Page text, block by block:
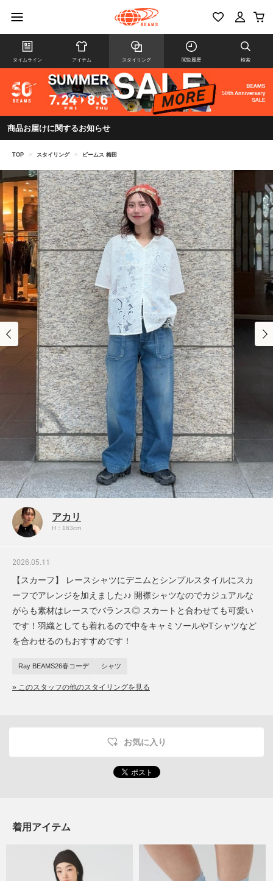
タイムライン アイテム スタイリング 閲覧履歴 検索
商品お届けに関するお知らせ
TOP > スタイリング > ビームス 梅田
アカリ
H：163cm
2026.05.11
【スカーフ】 レースシャツにデニムとシンプルスタイルにスカ
ーフでアレンジを加えました♪♪ 開襟シャツなのでカジュアルな
がらも素材はレースでバランス◎ スカートと合わせても可愛い
です！羽織としても着れるので中をキャミソールやTシャツなど
を合わせるのもおすすめです！
Ray BEAMS26春コーデ シャツ
» このスタッフの他のスタイリングを見る
お気に入り
着用アイテム